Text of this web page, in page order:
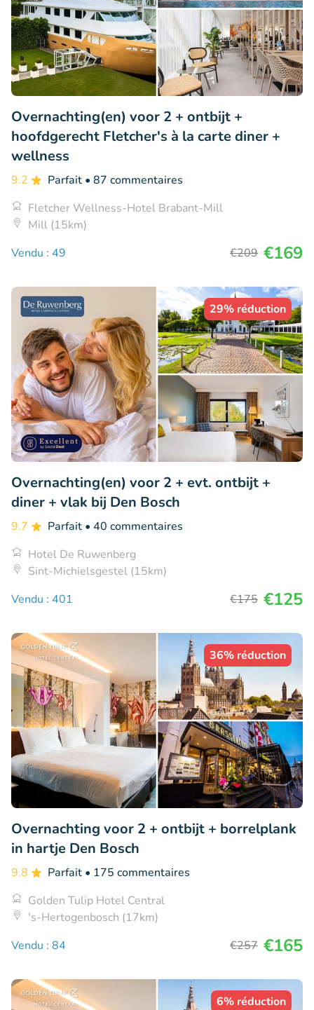
Overnachting(en) voor 2 + ontbijt +
hoofdgerecht Fletcher's à la carte diner +
wellness
9.2 Parfait • 87 commentaires
Fletcher Wellness-Hotel Brabant-Mill
Mill (15km)
Vendu : 49
€209 €169
29% réduction
Overnachting(en) voor 2 + evt. ontbijt +
diner + vlak bij Den Bosch
9.7 Parfait • 40 commentaires
Hotel De Ruwenberg
Sint-Michielsgestel (15km)
Vendu : 401
€175 €125
36% réduction
Overnachting voor 2 + ontbijt + borrelplank
in hartje Den Bosch
9.8 Parfait • 175 commentaires
Golden Tulip Hotel Central
's-Hertogenbosch (17km)
Vendu : 84
€257 €165
6% réduction